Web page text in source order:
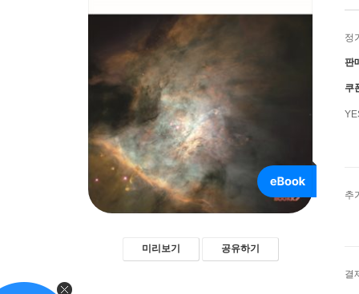
미리보기 공유하기
정
판
쿠
추
결